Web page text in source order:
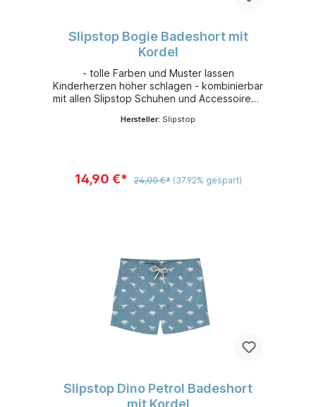
Slipstop Bogie Badeshort mit
Kordel
- tolle Farben und Muster lassen
Kinderherzen höher schlagen - kombinierbar
mit allen Slipstop Schuhen und Accessoires -
schnelltrocknendem 100 % Polyester -
Hersteller: Slipstop
14,90 €* 24,00 €* (37.92% gespart)
Slipstop Dino Petrol Badeshort
mit Kordel